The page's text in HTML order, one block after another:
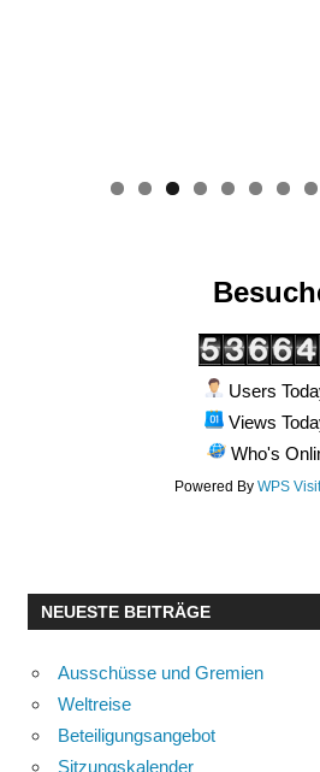
Users
Views
Who's
Powered ByWPS
NEUESTE BEITRÄGE
Ausschüsse und Gremien
Weltreise
Beteiligungsangebot
Sitzungskalender